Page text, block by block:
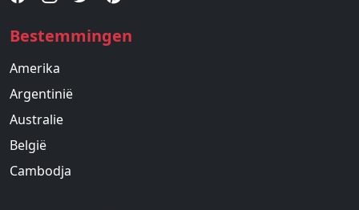
Bestemmingen
Amerika
Argentinië
Australie
België
Cambodja